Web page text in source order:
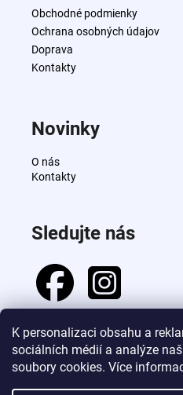
K personalizaci obsahu a
sociálních médií a analýze
soubory cookies. Více
Obchodné podmienky
Ochrana osobných údajov
Doprava
Kontakty
Novinky
O nás
Kontakty
Sledujte nás
Prijímame online